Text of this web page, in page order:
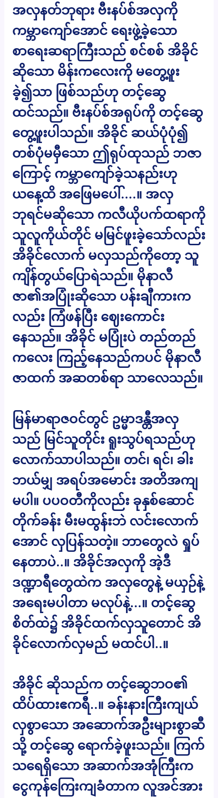
အလှနတ်ဘုရား ဗီးနပ်စ်အလှကို
ကမ္ဘာကျော်အောင် ရေးဖွဲ့ခဲ့သော
စာရေးဆရာကြီးသည် စင်စစ် အိခိုင်
ဆိုသော မိန်းကလေးကို မတွေ့ဖူး
ခဲ့၍သာ ဖြစ်သည်ဟု တင့်ဆွေ
ထင်သည်။ ဗီးနပ်စ်အရုပ်ကို တင့်ဆွေ
တွေ့ဖူးပါသည်။ အိခိုင် ဆယ်ပုံပုံ၍
တစ်ပုံမမှီသော ဤရုပ်ထုသည် ဘဇာ
ကြောင့် ကမ္ဘာကျော်ခဲ့သနည်းဟု
ယနေ့ထိ အဖြေမပေါ်….။ အလှ
ဘုရင်မဆိုသော ကလီယိုပက်ထရာကို
သူလူကိုယ်တိုင် မမြင်ဖူးခဲ့သော်လည်း
အိခိုင်လောက် မလှသည်ကိုတော့ သူ
ကျိန်တွယ်ပြောရဲသည်။ မိုနာလီ
ဇာ၏အပြုံးဆိုသော ပန်းချီကားက
လည်း ကြံဖန်ပြီး ဈေးကောင်း
နေသည်။ အိခိုင် မပြုံးပဲ တည်တည်
ကလေး ကြည့်နေသည်ကပင် မိုနာလီ
ဇာထက် အဆတစ်ရာ သာလေသည်။
မြန်မာရာဇဝင်တွင် ဥမ္မာဒန္တီအလှ
သည် မြင်သူတိုင်း ရူးသွပ်ရသည်ဟု
လောက်သာပါသည်။ တင်၊ ရင်၊ ခါး
ဘယ်မျှ အရပ်အမောင်း အတိအကျ
မပါ။ ပပဝတီကိုလည်း ခုနှစ်ဆောင်
တိုက်ခန်း မီးမထွန်းဘဲ လင်းလောက်
အောင် လှပြန်သတဲ့။ ဘာတွေလဲ ရှုပ်
နေတာပဲ..။ အိခိုင်အလှကို အဲ့ဒီ
ဒဏ္ဍာရီတွေထဲက အလှတွေနဲ့ မယှဉ်နဲ့
အရေးမပါတာ မလုပ်နဲ့…။ တင့်ဆွေ
စိတ်ထဲ၌ အိခိုင်ထက်လှသူတောင် အိ
ခိုင်လောက်လှမည် မထင်ပါ..။
အိခိုင် ဆိုသည်က တင့်ဆွေဘဝ၏
ထိပ်ထားဧကရီ..။ ခန်းနားကြီးကျယ်
လှစွာသော အဆောက်အဦးများစွာဆီ
သို့ တင့်ဆွေ ရောက်ခဲ့ဖူးသည်။ ကြက်
သရေရှိသော အဆာက်အအုံကြီးက
ငွေကုန်ကြေးကျခံတာက လူအင်အား